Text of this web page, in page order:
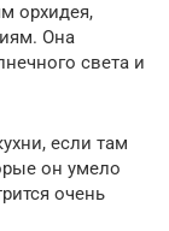
орхидея,
Она
света и
если там
он умело
очень